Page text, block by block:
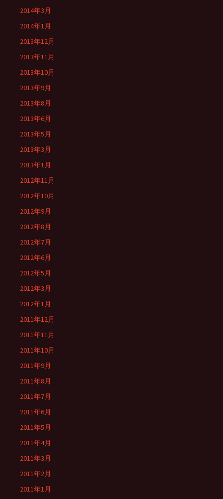
2014年3月
2014年1月
2013年12月
2013年11月
2013年10月
2013年9月
2013年8月
2013年6月
2013年5月
2013年3月
2013年1月
2012年11月
2012年10月
2012年9月
2012年8月
2012年7月
2012年6月
2012年5月
2012年3月
2012年1月
2011年12月
2011年11月
2011年10月
2011年9月
2011年8月
2011年7月
2011年6月
2011年5月
2011年4月
2011年3月
2011年2月
2011年1月